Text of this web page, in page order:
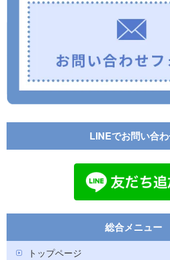
LINEでお問い合
総合メニュー
トップページ